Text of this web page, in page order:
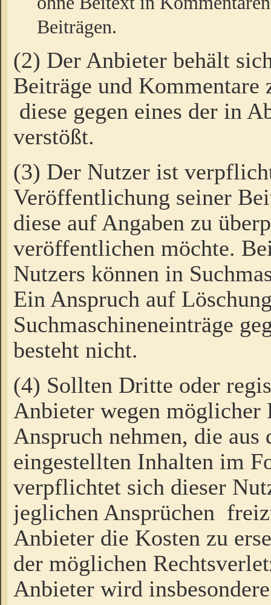
Beiträgen.
(2) Der Anbieter behält
Beiträge und Kommentare
diese gegen eines der in
verstößt.
(3) Der Nutzer ist
Veröffentlichung seiner
diese auf Angaben zu
veröffentlichen möchte.
Nutzers können in
Ein Anspruch auf
Suchmaschineneinträge
besteht nicht.
(4) Sollten Dritte oder
Anbieter wegen möglicher
Anspruch nehmen, die
eingestellten Inhalten im
verpflichtet sich dieser
jeglichen Ansprüchen
Anbieter die Kosten zu
der möglichen
Anbieter wird